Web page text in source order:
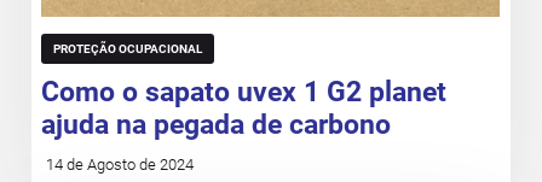
PROTEÇÃO OCUPACIONAL
Como o sapato uvex 1 G2 planet
ajuda na pegada de carbono
14 de Agosto de 2024